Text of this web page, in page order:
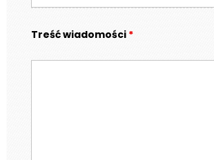
Treść wiadomości *